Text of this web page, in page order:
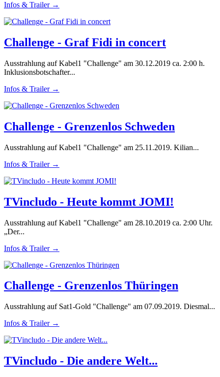
Infos & Trailer →
Challenge - Graf Fidi in concert
Ausstrahlung auf Kabel1 "Challenge" am 30.12.2019 ca. 2:00 h.
Inklusionsbotschafter...
Infos & Trailer →
Challenge - Grenzenlos Schweden
Ausstrahlung auf Kabel1 "Challenge" am 25.11.2019. Kilian...
Infos & Trailer →
TVincludo - Heute kommt JOMI!
Ausstrahlung auf Kabel1 "Challenge" am 28.10.2019 ca. 2:00 Uhr.
„Der...
Infos & Trailer →
Challenge - Grenzenlos Thüringen
Ausstrahlung auf Sat1-Gold "Challenge" am 07.09.2019. Diesmal...
Infos & Trailer →
TVincludo - Die andere Welt...